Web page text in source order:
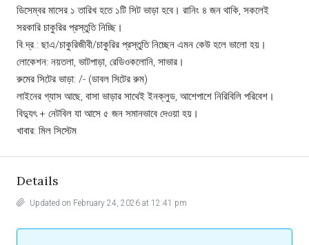
ডিসেম্বর মাসের ১ তারিখ হতে ১টি সিট ভাড়া হবে। রানিং ৪ জন থাকি, সকলেই
সরকারি চাকুরির প্রস্তুতি নিচ্ছি।
বি.দ্র.: ছাএ/চাকুরিজীবী/চাকুরির প্রস্তুতি নিচ্ছেন এমন কেউ হলে ভালো হয়।
লোকেশন: নয়তলা, ভাটপাড়া, রেডিওকলোনি, সাভার।
রুমের সিটের ভাড়া: /- (ডাবল সিটের রুম)
লাইনের গ্যাস আছে, বাসা ভাড়ার সাথেই ইনক্লুড, আশেপাশে নিরিবিলি পরিবেশ।
বিদ্যুৎ + নেটবিল যা আসে ৫ জন সমানভাবে দেওয়া হয়।
খাবার: মিল সিস্টেম
Details
Updated on February 24, 2026 at 12:41 pm